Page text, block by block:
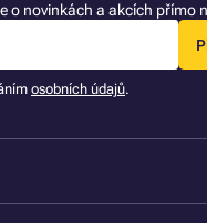
o novinkách a akcích přímo
osobních údajů.